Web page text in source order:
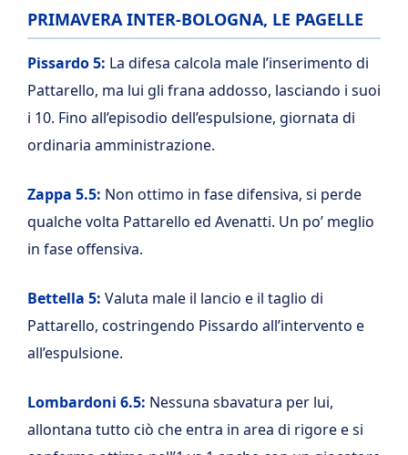
PRIMAVERA INTER-BOLOGNA, LE PAGELLE
Pissardo 5: La difesa calcola male l’inserimento di
Pattarello, ma lui gli frana addosso, lasciando i suoi
i 10. Fino all’episodio dell’espulsione, giornata di
ordinaria amministrazione.
Zappa 5.5: Non ottimo in fase difensiva, si perde
qualche volta Pattarello ed Avenatti. Un po’ meglio
in fase offensiva.
Bettella 5: Valuta male il lancio e il taglio di
Pattarello, costringendo Pissardo all’intervento e
all’espulsione.
Lombardoni 6.5: Nessuna sbavatura per lui,
allontana tutto ciò che entra in area di rigore e si